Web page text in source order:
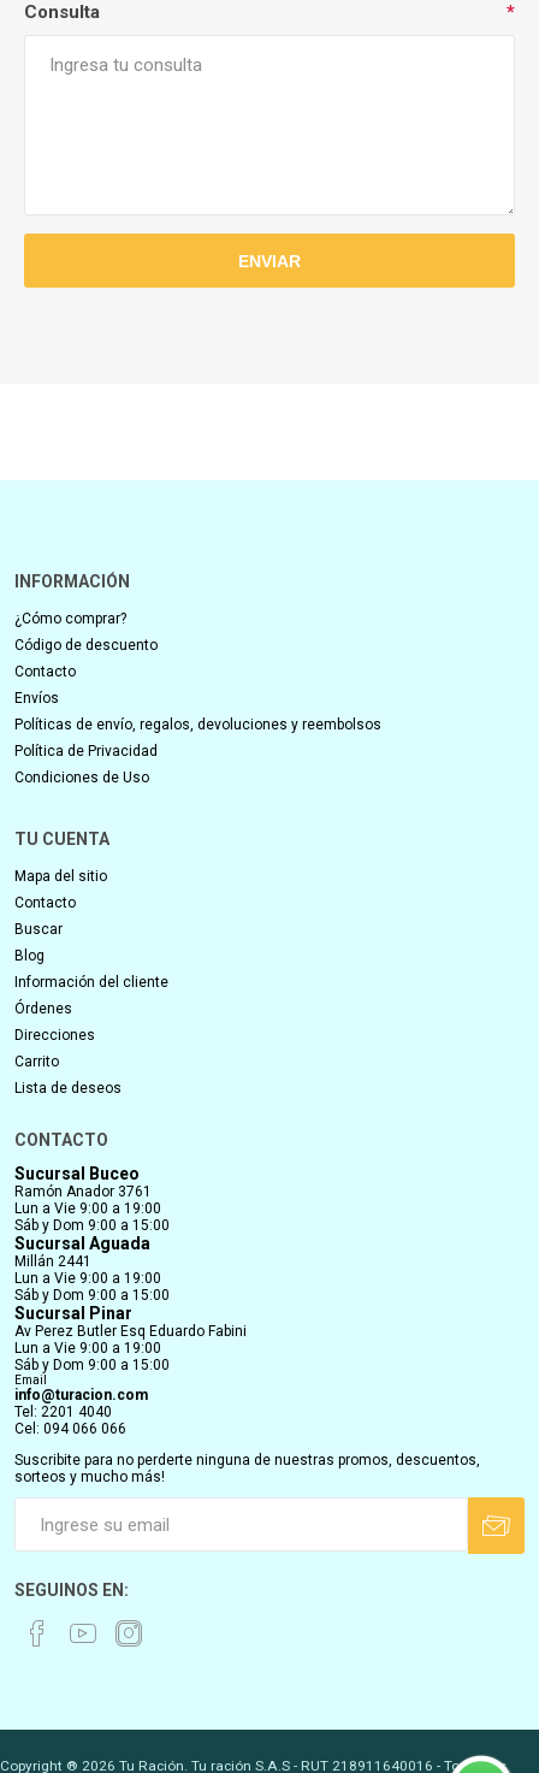
Consulta *
INFORMACIÓN
¿Cómo comprar?
Código de descuento
Contacto
Envíos
Políticas de envío, regalos, devoluciones y reembolsos
Política de Privacidad
Condiciones de Uso
TU CUENTA
Mapa del sitio
Contacto
Buscar
Blog
Información del cliente
Órdenes
Direcciones
Carrito
Lista de deseos
CONTACTO
Sucursal Buceo
Ramón Anador 3761
Lun a Vie 9:00 a 19:00
Sáb y Dom 9:00 a 15:00
Sucursal Aguada
Millán 2441
Lun a Vie 9:00 a 19:00
Sáb y Dom 9:00 a 15:00
Sucursal Pinar
Av Perez Butler Esq Eduardo Fabini
Lun a Vie 9:00 a 19:00
Sáb y Dom 9:00 a 15:00
Email
info@turacion.com
Tel: 2201 4040
Cel: 094 066 066
Suscribite para no perderte ninguna de nuestras promos, descuentos,
sorteos y mucho más!
SEGUINOS EN:
Copyright ® 2026 Tu Ración. Tu ración S.A.S - RUT 218911640016 - Todos los